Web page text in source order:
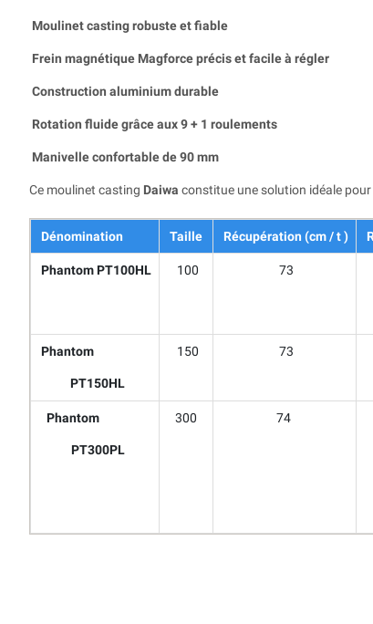
Moulinet casting robuste et fiable
Frein magnétique Magforce précis et facile à régler
Construction aluminium durable
Rotation fluide grâce aux 9 + 1 roulements
Manivelle confortable de 90 mm
Ce moulinet casting Daiwa constitue une solution idéale
Dénomination Taille Récupération (cm / t )
Phantom PT100HL 100 73
Phantom
PT150HL
150 73
Phantom
PT300PL
300 74